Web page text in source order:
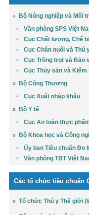
Bộ Nông nghiệp và Môi
Văn phòng SPS Việt
Cục Chất lượng, Chế
Cục Chăn nuôi và Thú
Cục Trồng trọt và Bảo
Cục Thủy sản và Kiểm
Bộ Công Thương
Cục Xuất nhập khẩu
Bộ Y tế
Cục An toàn thực
Bộ Khoa học và Công
Ủy ban Tiêu chuẩn Đo
Văn phòng TBT Việt
Các tổ chức tiêu chuẩn
Tổ chức Thú y Thế giới